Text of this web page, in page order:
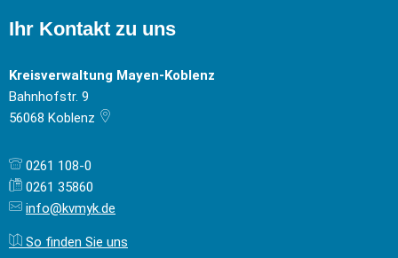
Ihr Kontakt zu uns
Kreisverwaltung Mayen-Koblenz
Bahnhofstr. 9
56068 Koblenz
0261 108-0
0261 35860
info@kvmyk.de
So finden Sie uns